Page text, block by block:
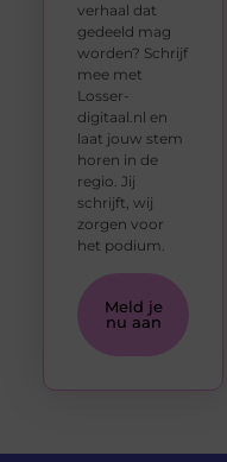
verhaal dat
gedeeld mag
worden? Schrijf
mee met
Losser-
digitaal.nl en
laat jouw stem
horen in de
regio. Jij
schrijft, wij
zorgen voor
het podium.
Meld je
nu aan